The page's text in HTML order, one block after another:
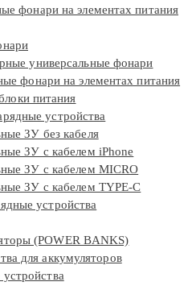
фонари на элементах питания
универсальные фонари
фонари на элементах питания
питания
устройства
ЗУ без кабеля
ЗУ с кабелем iPhone
ЗУ с кабелем MICRO
ЗУ с кабелем TYPE-C
устройства
(POWER BANKS)
для аккумуляторов